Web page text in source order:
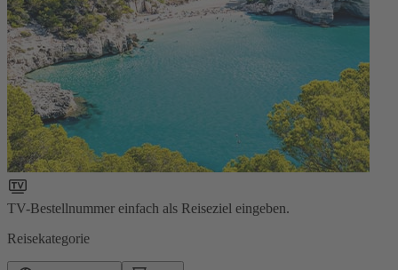
TV-Bestellnummer einfach als Reiseziel eingeben.
Reisekategorie